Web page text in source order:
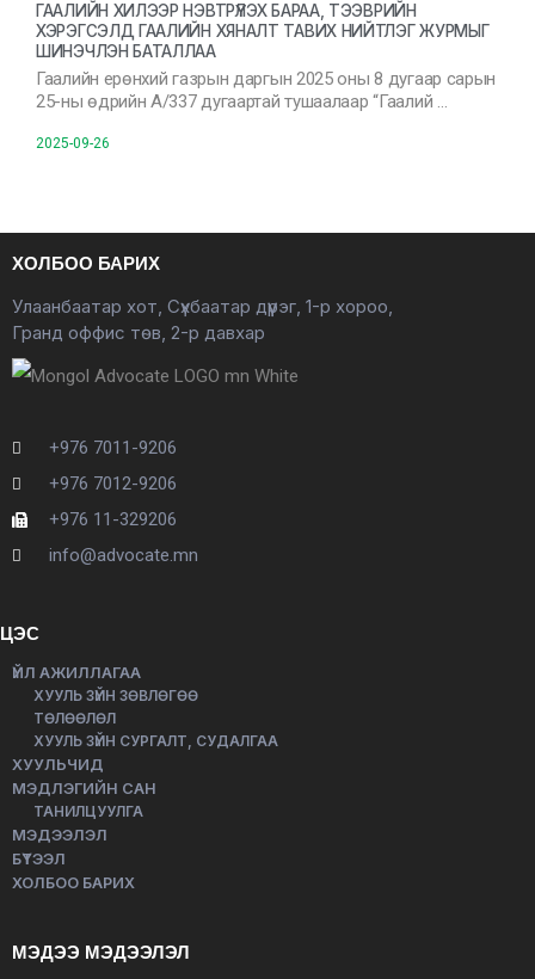
ГААЛИЙН ХИЛЭЭР НЭВТРҮҮЛЭХ БАРАА, ТЭЭВРИЙН
ХЭРЭГСЭЛД ГААЛИЙН ХЯНАЛТ ТАВИХ НИЙТЛЭГ ЖУРМЫГ
ШИНЭЧЛЭН БАТАЛЛАА
Гаалийн ерөнхий газрын даргын 2025 оны 8 дугаар сарын
25-ны өдрийн А/337 дугаартай тушаалаар “Гаалий …
2025-09-26
ХОЛБОО БАРИХ
Улаанбаатар хот, Сүхбаатар дүүрэг, 1-р хороо,
Гранд оффис төв, 2-р давхар
+976 7011-9206
+976 7012-9206
+976 11-329206
info@advocate.mn
ЦЭС
ҮЙЛ АЖИЛЛАГАА
ХУУЛЬ ЗҮЙН ЗӨВЛӨГӨӨ
ТӨЛӨӨЛӨЛ
ХУУЛЬ ЗҮЙН СУРГАЛТ, СУДАЛГАА
ХУУЛЬЧИД
МЭДЛЭГИЙН САН
ТАНИЛЦУУЛГА
МЭДЭЭЛЭЛ
БҮТЭЭЛ
ХОЛБОО БАРИХ
МЭДЭЭ МЭДЭЭЛЭЛ